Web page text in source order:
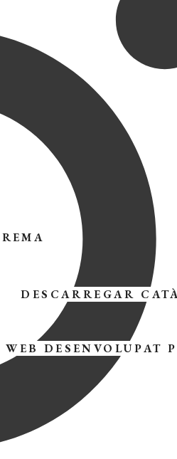
DESCARREGAR
WEB DESENVOLUPAT